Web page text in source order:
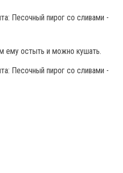
ему остыть и можно кушать.